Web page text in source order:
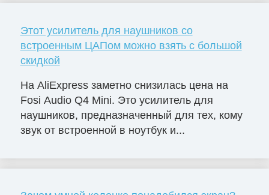
Этот усилитель для наушников со
встроенным ЦАПом можно взять с большой
скидкой
На AliExpress заметно снизилась цена на
Fosi Audio Q4 Mini. Это усилитель для
наушников, предназначенный для тех, кому
звук от встроенной в ноутбук и...